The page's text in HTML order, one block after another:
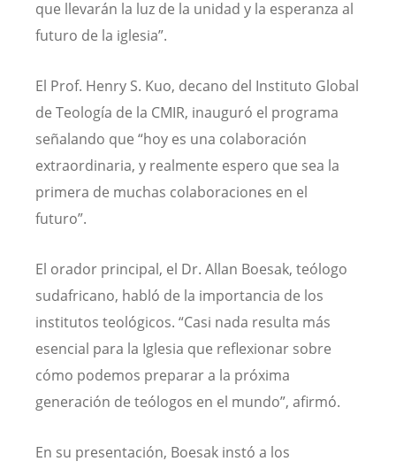
que llevarán la luz de la unidad y la esperanza al
futuro de la iglesia”.
El Prof. Henry S. Kuo, decano del Instituto Global
de Teología de la CMIR, inauguró el programa
señalando que “hoy es una colaboración
extraordinaria, y realmente espero que sea la
primera de muchas colaboraciones en el
futuro”.
El orador principal, el Dr. Allan Boesak, teólogo
sudafricano, habló de la importancia de los
institutos teológicos. “Casi nada resulta más
esencial para la Iglesia que reflexionar sobre
cómo podemos preparar a la próxima
generación de teólogos en el mundo”, afirmó.
En su presentación, Boesak instó a los